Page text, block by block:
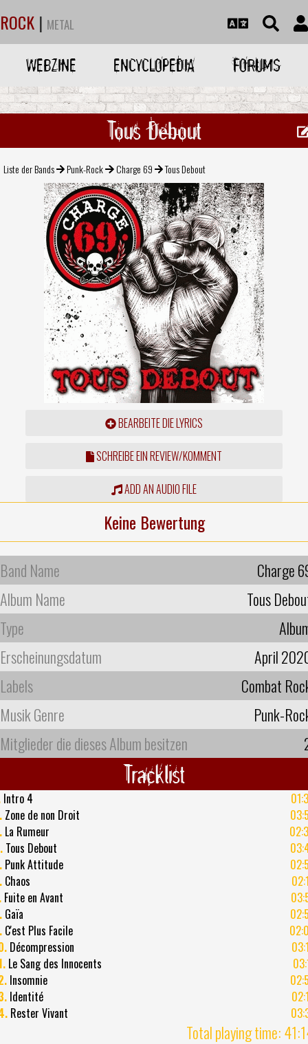
ROCK | METAL
WEBZINE ENCYCLOPEDIA FORUMS
Tous Debout
Liste der Bands Punk-Rock Charge 69 Tous Debout
BEARBEITE DIE LYRICS
SCHREIBE EIN REVIEW/KOMMENT
ADD AN AUDIO FILE
Keine Bewertung
Band Name
Charge
Album Name
Tous
Type
Erscheinungsdatum
April
Labels
Combat
Musik Genre
Punk-
Mitglieder die dieses Album besitzen
Tracklist
Intro 4
Zone de non Droit
La Rumeur
Tous Debout
Punk Attitude
Chaos
Fuite en Avant
Gaïa
C'est Plus Facile
Décompression
Le Sang des Innocents
Insomnie
Identité
Rester Vivant
Total playing time: